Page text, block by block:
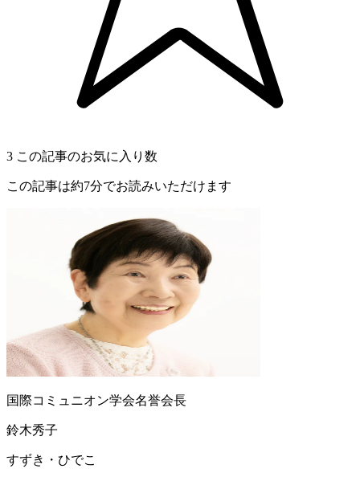
3 この記事のお気に入り数
この記事は約7分でお読みいただけます
国際コミュニオン学会名誉会長
鈴木秀子
すずき・ひでこ